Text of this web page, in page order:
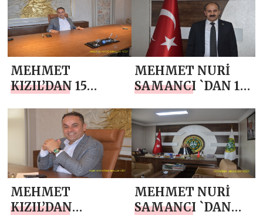
BASIN BAYRAMI
MESAJI
BASIN BAYRAMI
MESAJI
MEHMET
KIZIL’DAN 15
DEMOKRASİ VE
MİLLİ BİRLİK
GÜNÜ MESAJI
MEHMET NURİ
SAMANCI `DAN 15
DEMOKRASİ VE
MİLLİ BİRLİK
GÜNÜ MESAJI
MEHMET
KIZIL’DAN
MEHMET NURİ
SAMANCI `DAN